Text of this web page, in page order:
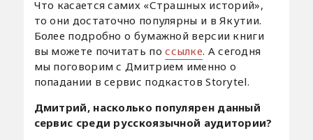
Что касается самих «Страшных историй»,
то они достаточно популярны и в Якутии.
Более подробно о бумажной версии книги
вы можете почитать поссылке. А сегодня
мы поговорим с Дмитрием именно о
попадании в сервис подкастов Storytel.
Дмитрий, насколько популярен данный
сервис среди русскоязычной аудитории?